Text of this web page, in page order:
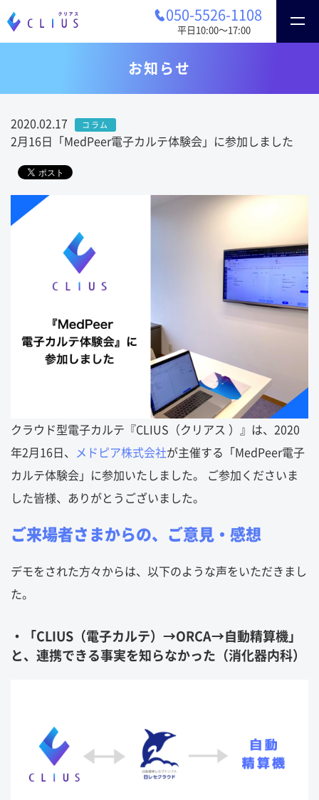
050-5526-1108
平日10:00〜17:00
お知らせ
2020.02.17 コラム
2月16日「MedPeer電子カルテ体験会」に参加しました
クラウド型電子カルテ『CLIUS（クリアス ）』は、2020
年2月16日、
メドピア株式会社が主催する「MedPeer電子
カルテ体験会」に参加いたしました。 ご参加くださいま
した皆様、ありがとうございました。
ご来場者さまからの、ご意見・感想
デモをされた方々からは、以下のような声をいただきまし
た。
・「CLIUS（電子カルテ）→ORCA→自動精算機」
と、連携できる事実を知らなかった（消化器内科）